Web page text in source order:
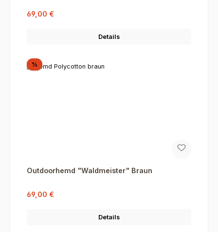
Verkaufspreis:
69,00 €
Details
%Rabatt
Outdoorhemd "Waldmeister" Braun
Verkaufspreis:
69,00 €
Details